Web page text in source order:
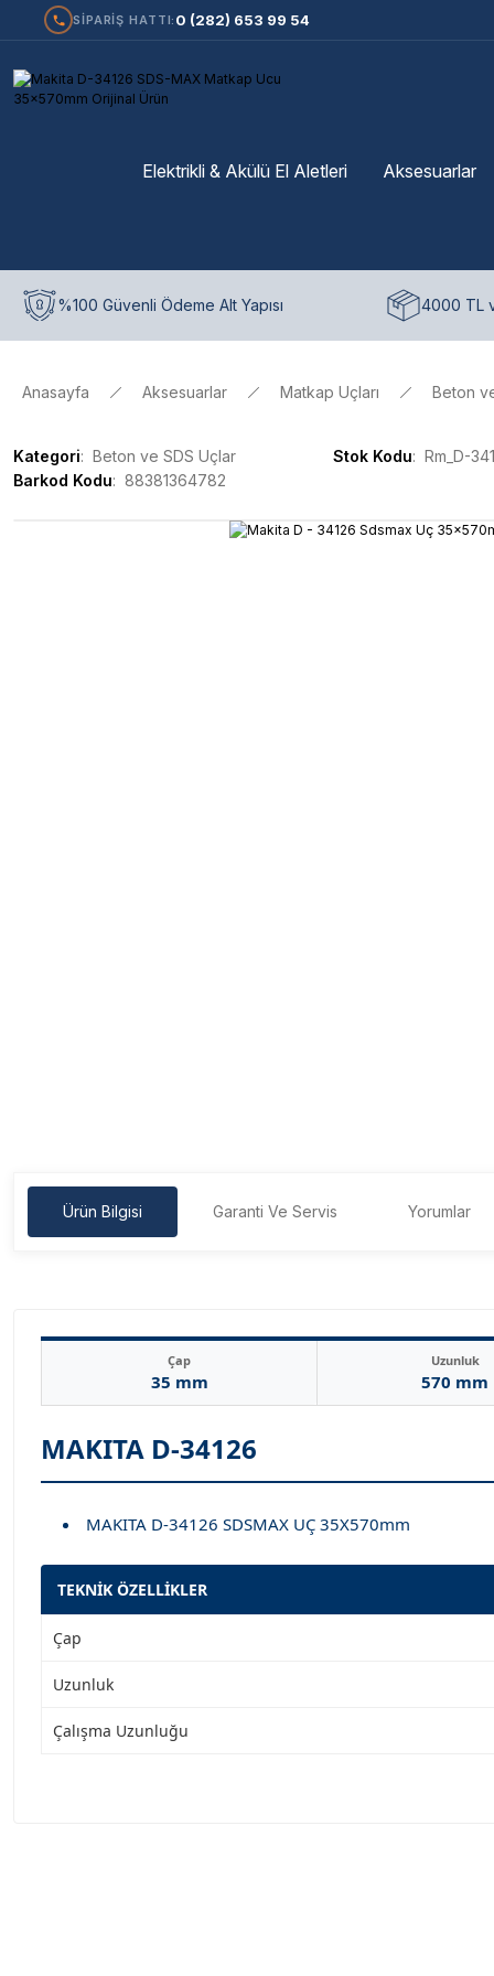
SİPARİŞ HATTI: 0 (282) 653 99 54
Elektrikli & Akülü El Aletleri Aksesuarlar
%100 Güvenli Ödeme Alt Yapısı 4000 TL
Anasayfa Aksesuarlar Matkap Uçları Beton
Kategori Beton ve SDS Uçlar Stok Kodu
Rm_D-
Barkod Kodu
88381364782
Ürün Bilgisi Garanti Ve Servis Yorumlar
Çap
35 mm
Uzunluk
570 mm
MAKITA D-34126
MAKITA D-34126 SDSMAX UÇ 35X570mm
TEKNİK ÖZELLİKLER
Çap
Uzunluk
Çalışma Uzunluğu